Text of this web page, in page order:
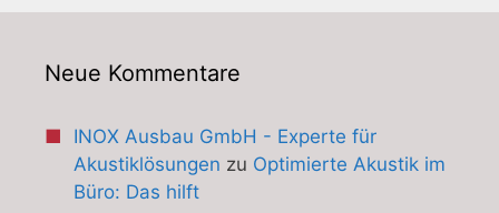
Neue Kommentare
INOX Ausbau GmbH - Experte für
Akustiklösungen zu Optimierte Akustik im
Büro: Das hilft